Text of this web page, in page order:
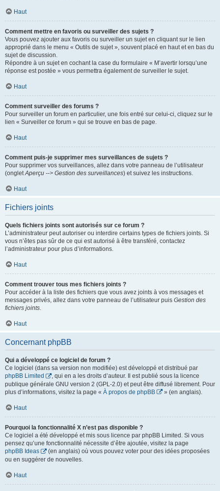
Haut
Comment mettre en favoris ou surveiller des sujets ?
Vous pouvez ajouter aux favoris ou surveiller un sujet en cliquant sur le lien
approprié dans le menu « Outils de sujet », souvent placé en haut et en bas du
sujet de discussion.
Répondre à un sujet en cochant la case du formulaire « M’avertir lorsqu’une
réponse est postée » vous permettra également de surveiller le sujet.
Haut
Comment surveiller des forums ?
Pour surveiller un forum en particulier, une fois entré sur celui-ci, cliquez sur le
lien « Surveiller ce forum » qui se trouve en bas de page.
Haut
Comment puis-je supprimer mes surveillances de sujets ?
Pour supprimer vos surveillances, allez dans votre panneau de l’utilisateur
(ongletAperçu --> Gestion des surveillances) et suivez les instructions.
Haut
Fichiers joints
Quels fichiers joints sont autorisés sur ce forum ?
L’administrateur peut autoriser ou interdire certains types de fichiers joints. Si
vous n’êtes pas sûr de ce qui est autorisé à être transféré, contactez
l’administrateur pour plus d’informations.
Haut
Comment trouver tous mes fichiers joints ?
Pour accéder à la liste des fichiers que vous avez joints à vos messages et
messages privés, allez dans votre panneau de l’utilisateur puis Gestion des
fichiers joints.
Haut
Concernant phpBB
Qui a développé ce logiciel de forum ?
Ce logiciel (dans sa version non modifiée) est développé et distribué par
phpBB Limited
, qui en a les droits d’auteur. Il est publié sous la licence
publique générale GNU version 2 (GPL-2.0) et peut être diffusé librement. Pour
plus d’informations, visitez la page « À propos de phpBB » (en anglais).
Haut
Pourquoi la fonctionnalité X n’est pas disponible ?
Ce logiciel a été développé et mis sous licence par phpBB Limited. Si vous
pensez qu’une fonctionnalité nécessite d’être ajoutée, visitez la page
phpBB Ideas
(en anglais) où vous pouvez voter pour des idées proposées
ou en suggérer de nouvelles.
Haut